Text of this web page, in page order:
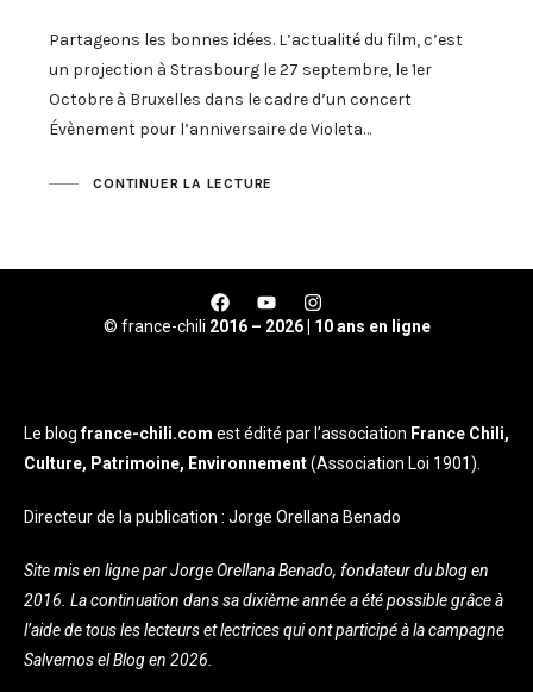
Partageons les bonnes idées. L’actualité du film, c’est
un projection à Strasbourg le 27 septembre, le 1er
Octobre à Bruxelles dans le cadre d’un concert
Évènement pour l’anniversaire de Violeta…
CONTINUER LA LECTURE
© france-chili 2016 – 2026 | 10 ans en ligne
Le blogfrance-chili.com est édité par l’association France Chili,
Culture, Patrimoine, Environnement(Association Loi 1901).
Directeur de la publication : Jorge Orellana Benado
Site mis en ligne par Jorge Orellana Benado, fondateur du blog en
2016. La continuation dans sa dixième année a été possible grâce à
l’aide de tous les lecteurs et lectrices qui ont participé à la campagne
Salvemos el Blog en 2026.